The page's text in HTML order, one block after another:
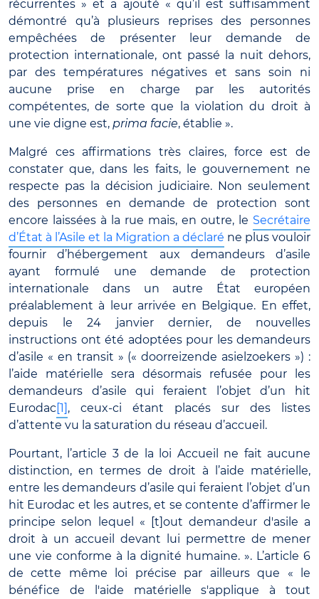
récurrentes » et a ajouté « qu’il est suffisamment
démontré qu’à plusieurs reprises des personnes
empêchées de présenter leur demande de
protection internationale, ont passé la nuit dehors,
par des températures négatives et sans soin ni
aucune prise en charge par les autorités
compétentes, de sorte que la violation du droit à
une vie digne est, prima facie, établie ».
Malgré ces affirmations très claires, force est de
constater que, dans les faits, le gouvernement ne
respecte pas la décision judiciaire. Non seulement
des personnes en demande de protection sont
encore laissées à la rue mais, en outre, le Secrétaire
d’État à l’Asile et la Migration a déclaré ne plus vouloir
fournir d’hébergement aux deman­deurs d’asile
ayant formulé une demande de protection
internationale dans un autre État européen
préalablement à leur arrivée en Belgique. En effet,
depuis le 24 janvier dernier, de nouvelles
instructions ont été adoptées pour les demandeurs
d’asile « en transit » (« doorreizende asielzoekers ») :
l’aide matérielle sera désormais refusée pour les
demandeurs d’asile qui feraient l’objet d’un hit
Eurodac[1], ceux-ci étant placés sur des listes
d’attente vu la saturation du réseau d’accueil.
Pourtant, l’article 3 de la loi Accueil ne fait aucune
distinction, en termes de droit à l’aide matérielle,
entre les demandeurs d’asile qui feraient l’objet d’un
hit Eurodac et les autres, et se contente d’affirmer le
principe selon lequel « [t]out demandeur d'asile a
droit à un accueil devant lui permettre de mener
une vie conforme à la dignité humaine. ». L’article 6
de cette même loi précise par ailleurs que « le
bénéfice de l'aide matérielle s'applique à tout